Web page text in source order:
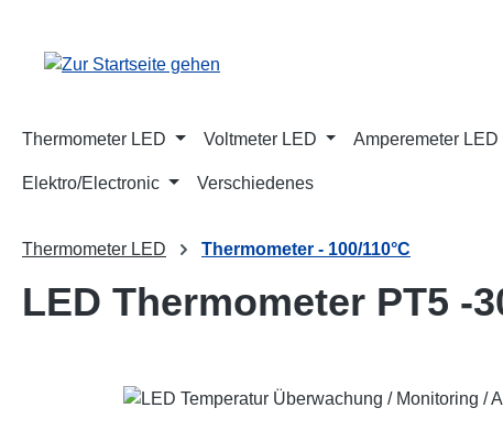
Thermometer LED Voltmeter LED Amperemeter LED
Elektro/Electronic Verschiedenes
Thermometer LED Thermometer - 100/110°C
LED Thermometer PT5 -
Bildergalerie überspringen